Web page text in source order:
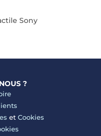
Sony
?
et Cookies